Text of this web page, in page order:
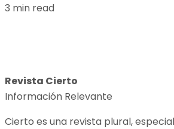
3 min read
Revista Cierto
Información Relevante
Cierto es una revista plural,